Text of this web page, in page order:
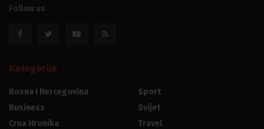
Follow us
Kategorije
Bosna I Hercegovina
Business
Crna Hronika
Sport
Svijet
Travel